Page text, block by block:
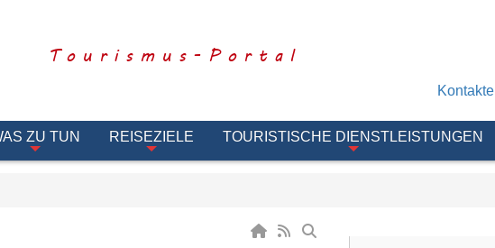
Tourismus-Portal
Kontakte
ZU TUN REISEZIELE TOURISTISCHE DIENSTLEISTUNGEN